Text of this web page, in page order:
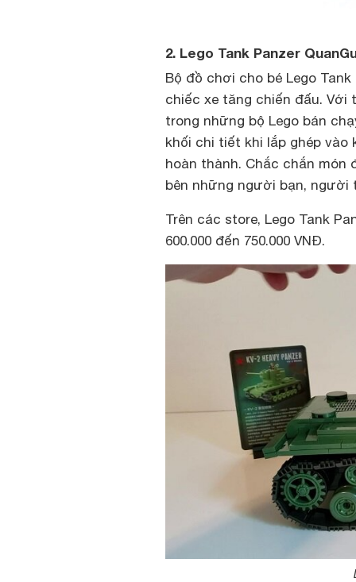
2. Lego Tank Panzer
Bộ đồ chơi cho bé Lego
chiếc xe tăng chiến đấu. Với
trong những bộ Lego bán
khối chi tiết khi lắp ghép
hoàn thành. Chắc chắn món
bên những người bạn, người
Trên các store, Lego Tank
600.000 đến 750.000 VNĐ.